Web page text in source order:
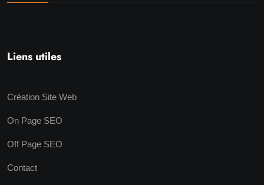
Liens utiles
Création Site Web
On Page SEO
Off Page SEO
Contact